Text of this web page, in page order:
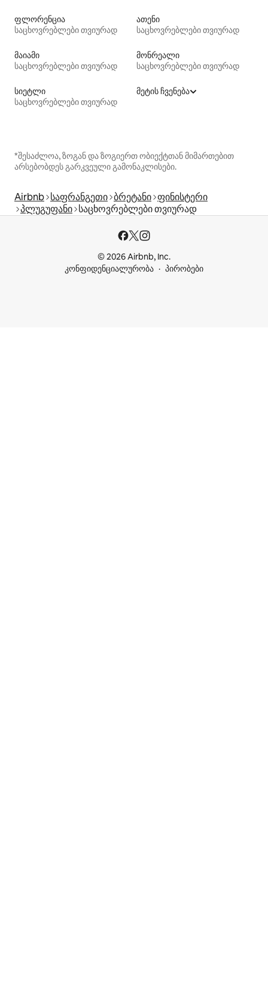
ფლორენცია
საცხოვრებლები თვიურად
ათენი
საცხოვრებლები თვიურად
მაიამი
საცხოვრებლები თვიურად
მონრეალი
საცხოვრებლები თვიურად
სიეტლი
საცხოვრებლები თვიურად
მეტის ჩვენება
*შესაძლოა, ზოგან და ზოგიერთ ობიექტთან მიმართებით
არსებობდეს გარკვეული გამონაკლისები.
Airbnb საფრანგეთი ბრეტანი ფინისტერი
პლუგუფანი საცხოვრებლები თვიურად
© 2026 Airbnb, Inc.
კონფიდენციალურობა
პირობები